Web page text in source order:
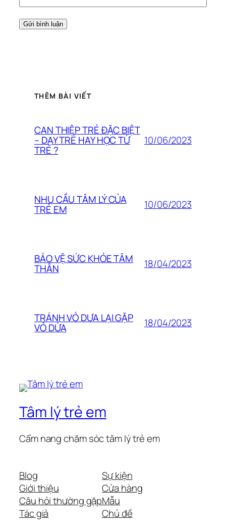
THÊM BÀI VIẾT
CAN THIỆP TRẺ ĐẶC BIỆT
– DẠY TRẺ HAY HỌC TỪ
TRẺ ?
10/06/2023
NHU CẦU TÂM LÝ CỦA
TRẺ EM 10/06/2023
BẢO VỆ SỨC KHỎE TÂM
THÂN 18/04/2023
TRÁNH VỎ DƯA LẠI GẶP
VỎ DỪA 18/04/2023
Tâm lý trẻ em
Cẩm nang chăm sóc tâm lý trẻ em
Blog
Giới thiệu
Câu hỏi thường gặp
Tác giả
Sự kiện
Cửa hàng
Mẫu
Chủ đề